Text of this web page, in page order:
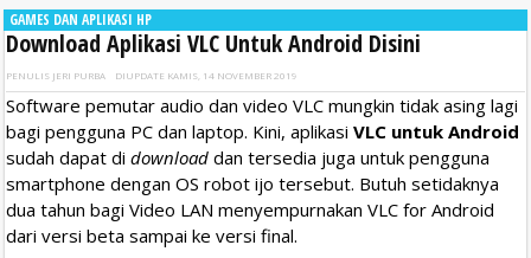
GAMES DAN APLIKASI HP
Download Aplikasi VLC Untuk Android Disini
PENULIS JERI PURBA DIUPDATE KAMIS, 14 NOVEMBER 2019
Software pemutar audio dan video VLC mungkin tidak asing lagi
bagi pengguna PC dan laptop. Kini, aplikasi VLC untuk Android
sudah dapat di download dan tersedia juga untuk pengguna
smartphone dengan OS robot ijo tersebut. Butuh setidaknya
dua tahun bagi Video LAN menyempurnakan VLC for Android
dari versi beta sampai ke versi final.